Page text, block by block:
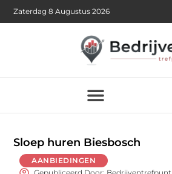
Zaterdag 8 Augustus 2026
Sloep huren Biesbosch
AANBIEDINGEN